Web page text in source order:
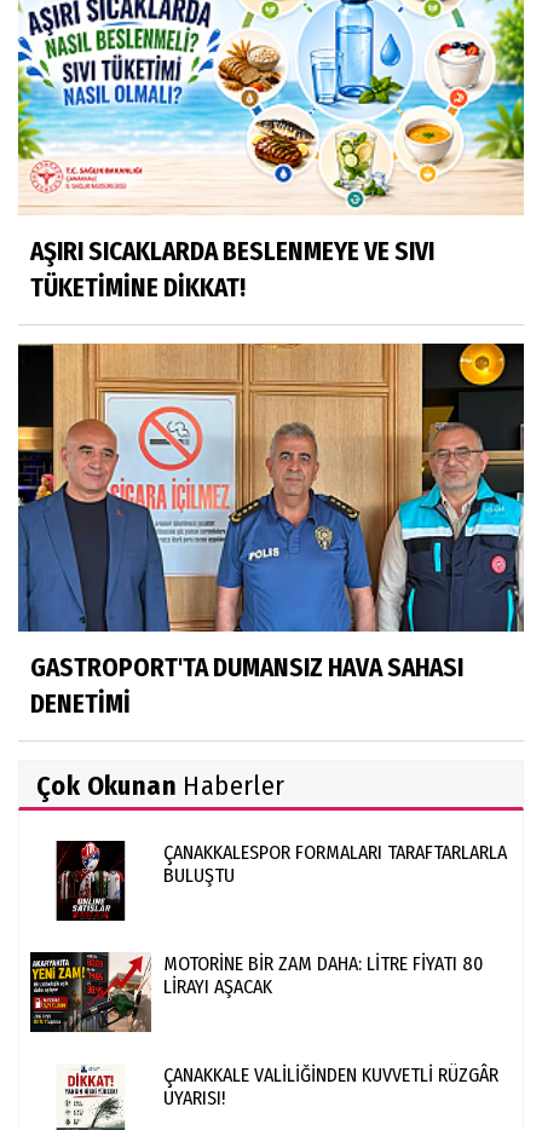
AŞIRI SICAKLARDA BESLENMEYE VE SIVI
TÜKETİMİNE DİKKAT!
GASTROPORT'TA DUMANSIZ HAVA SAHASI
DENETİMİ
Çok Okunan Haberler
ÇANAKKALESPOR FORMALARI TARAFTARLARLA
BULUŞTU
MOTORİNE BİR ZAM DAHA: LİTRE FİYATI 80
LİRAYI AŞACAK
ÇANAKKALE VALİLİĞİNDEN KUVVETLİ RÜZGÂR
UYARISI!